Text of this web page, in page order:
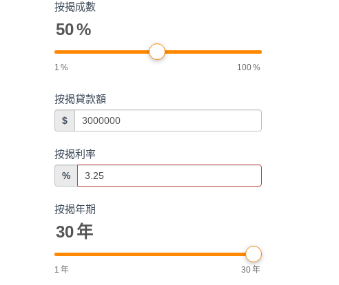
按揭成數
50%
1 % 100%
按揭貸款額
$
按揭利率
%
按揭年期
30年
1 年 30年